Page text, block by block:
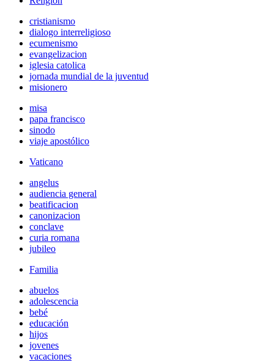
cristianismo
dialogo interreligioso
ecumenismo
evangelizacion
iglesia catolica
jornada mundial de la juventud
misionero
misa
papa francisco
sinodo
viaje apostólico
Vaticano
angelus
audiencia general
beatificacion
canonizacion
conclave
curia romana
jubileo
Familia
abuelos
adolescencia
bebé
educación
hijos
jovenes
vacaciones